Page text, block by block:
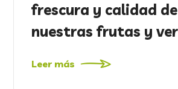
frescura y calidad de
nuestras frutas y
Leer más